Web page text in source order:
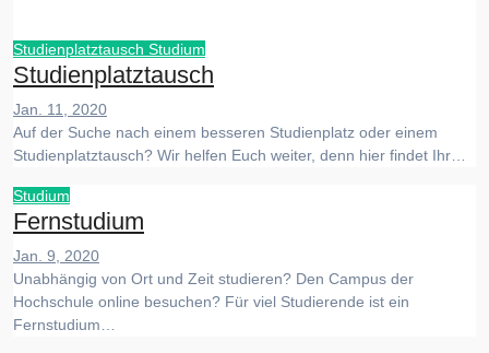
Studienplatztausch Studium
Studienplatztausch
Jan. 11, 2020
Auf der Suche nach einem besseren Studienplatz oder einem
Studienplatztausch? Wir helfen Euch weiter, denn hier findet Ihr…
Studium
Fernstudium
Jan. 9, 2020
Unabhängig von Ort und Zeit studieren? Den Campus der
Hochschule online besuchen? Für viel Studierende ist ein
Fernstudium…